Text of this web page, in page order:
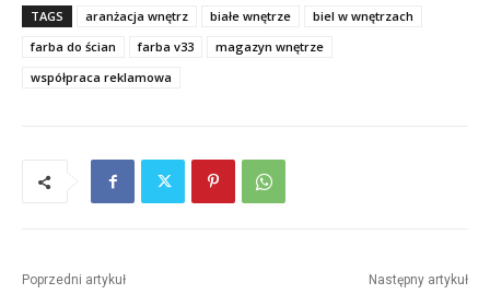
TAGS aranżacja wnętrz białe wnętrze
biel w wnętrzach
farba do ścian
farba v33
magazyn wnętrze
współpraca reklamowa
Poprzedni artykuł Następny artykuł